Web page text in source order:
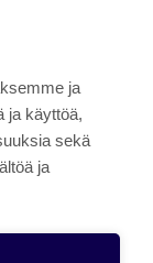
tukea
ja
ja käyttöä,
sekä
ja